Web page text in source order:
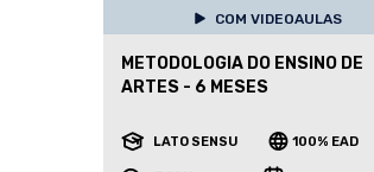
COM VIDEOAULAS
METODOLOGIA DO ENSINO DE
ARTES - 6 MESES
LATO SENSU 100% EAD